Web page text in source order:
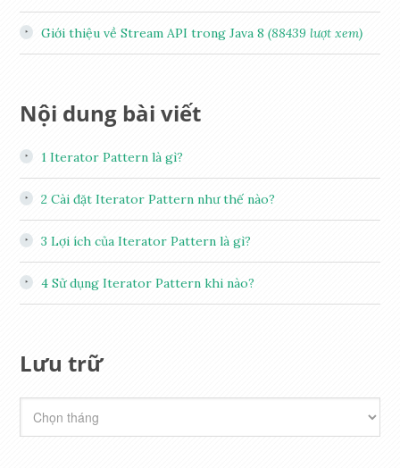
Giới thiệu về Stream API trong Java 8(88439 lượt xem)
Nội dung bài viết
1 Iterator Pattern là gì?
2 Cài đặt Iterator Pattern như thế nào?
3 Lợi ích của Iterator Pattern là gì?
4 Sử dụng Iterator Pattern khi nào?
Lưu trữ